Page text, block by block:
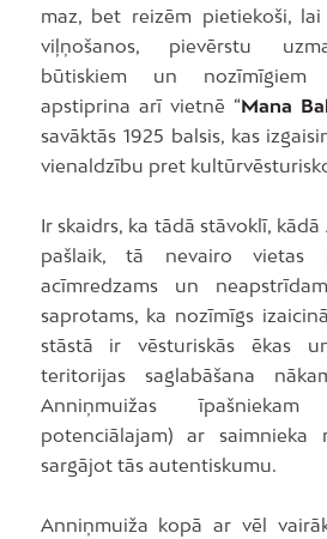
maz, bet reizēm pietiekoši,
viļņošanos, pievērstu
būtiskiem un nozīmīgiem
apstiprina arī vietnē “Mana
savāktās 1925 balsis, kas
vienaldzību pret
Ir skaidrs, ka tādā stāvoklī,
pašlaik, tā nevairo vietas
acīmredzams un
saprotams, ka nozīmīgs
stāstā ir vēsturiskās ēkas
teritorijas saglabāšana
Anniņmuižas
potenciālajam) ar
sargājot tās autentiskumu.
Anniņmuiža kopā ar vēl